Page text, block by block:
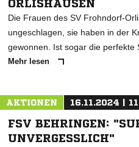
ORLISHAUSEN
Die Frauen des SV Frohndorf-
ungeschlagen, sie haben in der
gewonnen. Ist sogar die perfekte
Mehr lesen
AKTIONEN 16.11.2024 |
FSV BEHRINGEN:
UNVERGESSLICH"